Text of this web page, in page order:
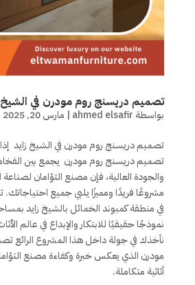
تصميم دريسنج روم مودرن في الشيخ
بواسطة ahmed elsafir
| مارس 20, 2025
تصميم دريسنج روم مودرن في الشيخ زايد
تصميم دريسنج روم مودرن يجمع بين
والجودة العالية، فإن مصنع التؤامان
مشروعًا فريدًا ومميزًا يلبي جميع احتياجاتك.
نموذجًا حقيقيًا للابتكار والإبداع في عالم
نأخذك في جولة داخل هذا المشروع الرائع
مودرن الذي يعكس خبرة وكفاءة مصنع
أثاثية متكاملة.